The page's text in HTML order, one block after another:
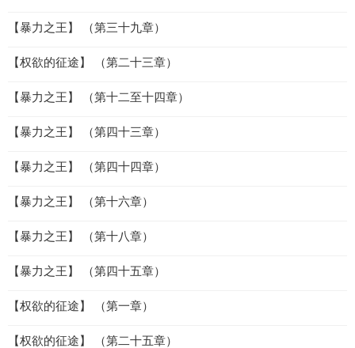
【暴力之王】 （第三十九章）
【权欲的征途】 （第二十三章）
【暴力之王】 （第十二至十四章）
【暴力之王】 （第四十三章）
【暴力之王】 （第四十四章）
【暴力之王】 （第十六章）
【暴力之王】 （第十八章）
【暴力之王】 （第四十五章）
【权欲的征途】 （第一章）
【权欲的征途】 （第二十五章）